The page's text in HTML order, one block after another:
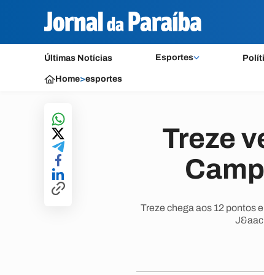
Últimas Notícias Esportes
Home>esportes
Treze
Treze chega aos 12 pontos